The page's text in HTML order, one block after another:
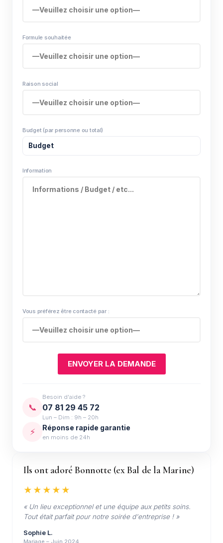
Formule souhaitée
Raison social
Budget (par personne ou total)
Information
Vous préférez être contacté par :
📞
Besoin d'aide ?
07 81 29 45 72
Lun – Dim : 9h – 20h
⚡ Réponse rapide garantie
en moins de 24h
Ils ont adoré Bonnotte (ex Bal de la Marine)
★★★★★
« Un lieu exceptionnel et une équipe aux petits soins.
Tout était parfait pour notre soirée d'entreprise ! »
Sophie L.
Mariage – Juin 2024